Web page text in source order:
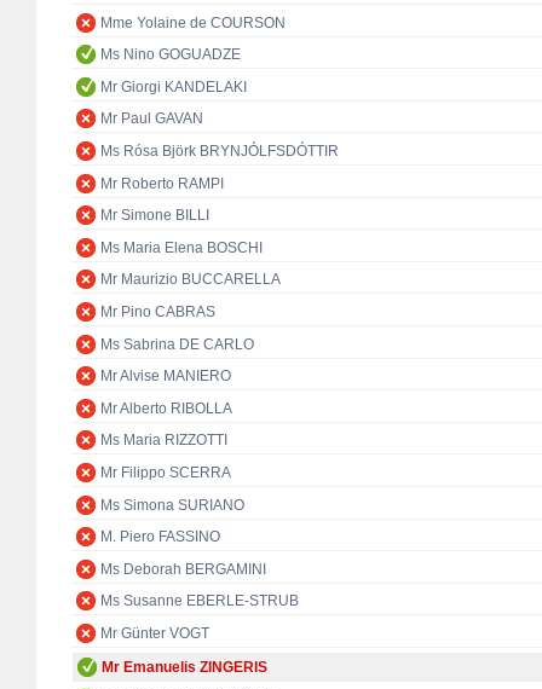
Mme Yolaine de COURSON
Ms Nino GOGUADZE
Mr Giorgi KANDELAKI
Mr Paul GAVAN
Ms Rósa Björk BRYNJÓLFSDÓTTIR
Mr Roberto RAMPI
Mr Simone BILLI
Ms Maria Elena BOSCHI
Mr Maurizio BUCCARELLA
Mr Pino CABRAS
Ms Sabrina DE CARLO
Mr Alvise MANIERO
Mr Alberto RIBOLLA
Ms Maria RIZZOTTI
Mr Filippo SCERRA
Ms Simona SURIANO
M. Piero FASSINO
Ms Deborah BERGAMINI
Ms Susanne EBERLE-STRUB
Mr Günter VOGT
Mr Emanuelis ZINGERIS